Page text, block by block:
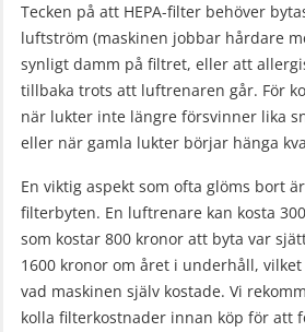
Tecken på att HEPA-filter behöver
luftström (maskinen jobbar hårdare
synligt damm på filtret, eller att
tillbaka trots att luftrenaren går. För
när lukter inte längre försvinner lika
eller när gamla lukter börjar hänga
En viktig aspekt som ofta glöms bort
filterbyten. En luftrenare kan kosta
som kostar 800 kronor att byta var
1600 kronor om året i underhåll,
vad maskinen själv kostade. Vi
kolla filterkostnader innan köp för att